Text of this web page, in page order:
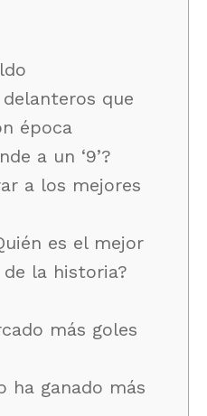
que
época
a un ‘9’?
a los mejores
es el mejor
la historia?
más goles
ha ganado más